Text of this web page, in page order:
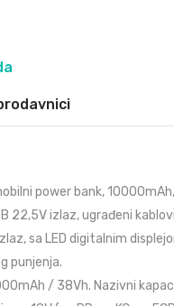
power bank,
22,5V izlaz, ugrađeni
sa LED digitalnim
punjenja.
/ 38Vh. Nazivni